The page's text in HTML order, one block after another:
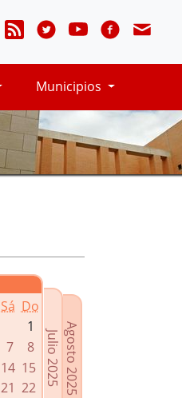
Municipios
Sá Do
1
7
8
14 15
21 22
Agosto 2025
Julio 2025